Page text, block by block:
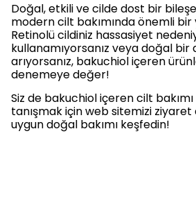
Doğal, etkili ve cilde dost bir
modern cilt bakımında önemli
Retinolü cildiniz hassasiyet
kullanamıyorsanız veya doğal
arıyorsanız, bakuchiol içeren
denemeye değer!
Siz de bakuchiol içeren cilt
tanışmak için web sitemizi
uygun doğal bakımı keşfedin!